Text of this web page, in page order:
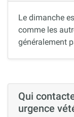
Le dimanche
comme les
généralement
Qui
urgence